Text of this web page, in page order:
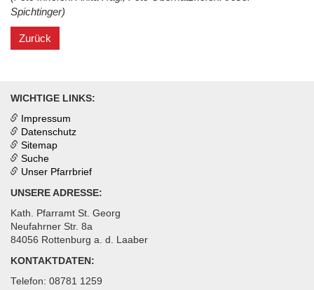
Spichtinger)
Zurück
WICHTIGE LINKS:
Impressum
Datenschutz
Sitemap
Suche
Unser Pfarrbrief
UNSERE ADRESSE:
Kath. Pfarramt St. Georg
Neufahrner Str. 8a
84056 Rottenburg a. d. Laaber
KONTAKTDATEN:
Telefon: 08781 1259